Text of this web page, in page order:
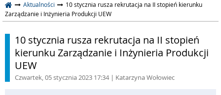
Aktualności
10 stycznia rusza rekrutacja na II stopień kierunku
Zarządzanie i Inżynieria Produkcji UEW
10 stycznia rusza rekrutacja na II stopień
kierunku Zarządzanie i Inżynieria Produkcji
UEW
Czwartek, 05 stycznia 2023 17:34 | Katarzyna Wołowiec